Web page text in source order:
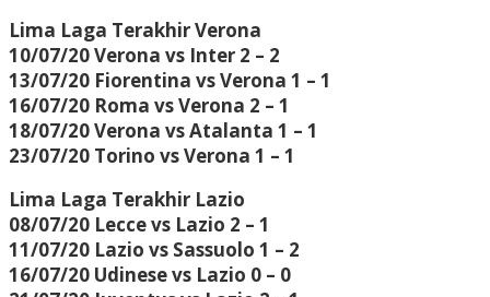
Lima Laga Terakhir Verona
10/07/20 Verona vs Inter 2 – 2
13/07/20 Fiorentina vs Verona 1 – 1
16/07/20 Roma vs Verona 2 – 1
18/07/20 Verona vs Atalanta 1 – 1
23/07/20 Torino vs Verona 1 – 1
Lima Laga Terakhir Lazio
08/07/20 Lecce vs Lazio 2 – 1
11/07/20 Lazio vs Sassuolo 1 – 2
16/07/20 Udinese vs Lazio 0 – 0